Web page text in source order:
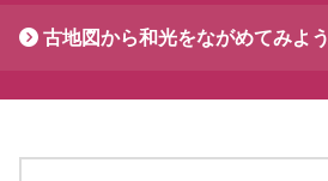
古地図から和光をながめてみよう